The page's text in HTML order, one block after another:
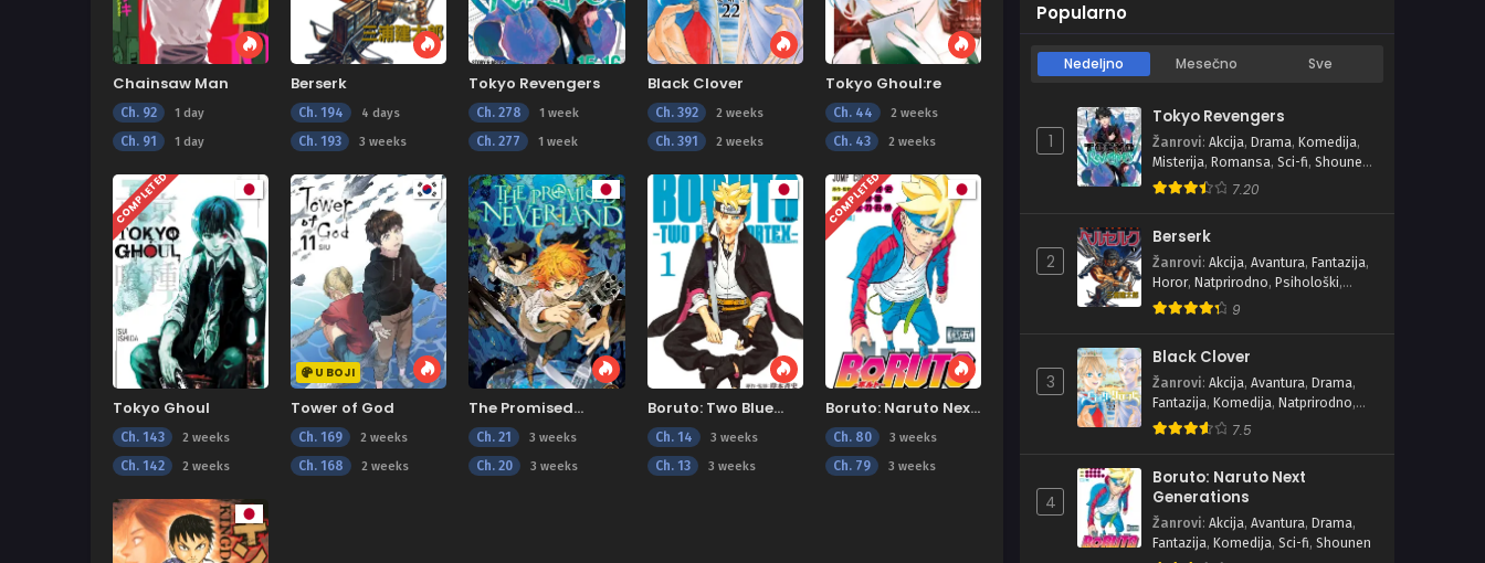
Chainsaw Man
Ch. 92 1 day
Ch. 91 1 day
Berserk
Ch. 194 4 days
Ch. 193 3 weeks
Tokyo Revengers
Ch. 278 1 week
Ch. 277 1 week
Black Clover
Ch. 392 2 weeks
Ch. 391 2 weeks
Tokyo Ghoul:re
Ch. 44 2 weeks
Ch. 43 2 weeks
COMPLETED
Tokyo Ghoul
Ch. 143 2 weeks
Ch. 142 2 weeks
U BOJI
Tower of God
Ch. 169 2 weeks
Ch. 168 2 weeks
The Promised
Neverland
Ch. 21 3 weeks
Ch. 20 3 weeks
Boruto: Two Blue
Vortex
Ch. 14 3 weeks
Ch. 13 3 weeks
COMPLETED
Boruto: Naruto Next
Generations
Ch. 80 3 weeks
Ch. 79 3 weeks
Popularno
Nedeljno Mesečno Sve
1
Tokyo Revengers
Žanrovi: Akcija, Drama, Komedija,
Misterija, Romansa, Sci-fi, Shounen,
Školski
7.20
2
Berserk
Žanrovi: Akcija, Avantura, Fantazija,
Horor, Natprirodno, Psihološki,
Seinen,Tragedija
9
3
Black Clover
Žanrovi: Akcija, Avantura, Drama,
Fantazija, Komedija, Natprirodno,
Shounen
7.5
4
Boruto: Naruto Next
Generations
Žanrovi: Akcija, Avantura, Drama,
Fantazija, Komedija, Sci-fi, Shounen